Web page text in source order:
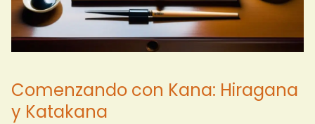
Comenzando con Kana: Hiragana
y Katakana